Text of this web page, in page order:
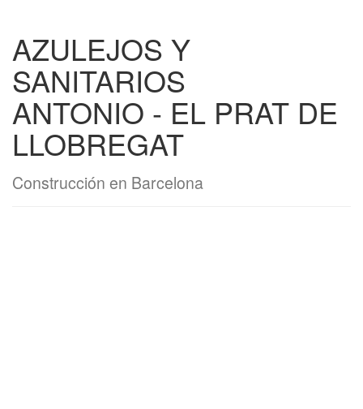
AZULEJOS Y
SANITARIOS
ANTONIO - EL PRAT DE
LLOBREGAT
Construcción en Barcelona